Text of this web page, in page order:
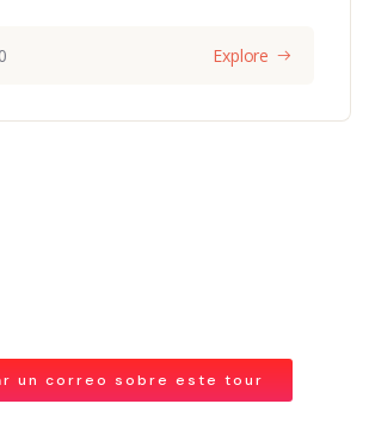
Explore
un correo sobre este tour